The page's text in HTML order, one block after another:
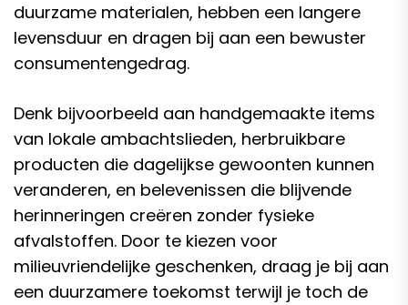
duurzame materialen, hebben een langere
levensduur en dragen bij aan een bewuster
consumentengedrag.
Denk bijvoorbeeld aan handgemaakte items
van lokale ambachtslieden, herbruikbare
producten die dagelijkse gewoonten kunnen
veranderen, en belevenissen die blijvende
herinneringen creëren zonder fysieke
afvalstoffen. Door te kiezen voor
milieuvriendelijke geschenken, draag je bij aan
een duurzamere toekomst terwijl je toch de